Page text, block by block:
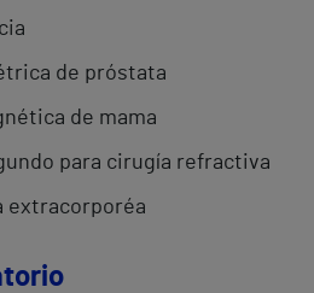
de próstata
de mama
para cirugía refractiva
extracorporéa